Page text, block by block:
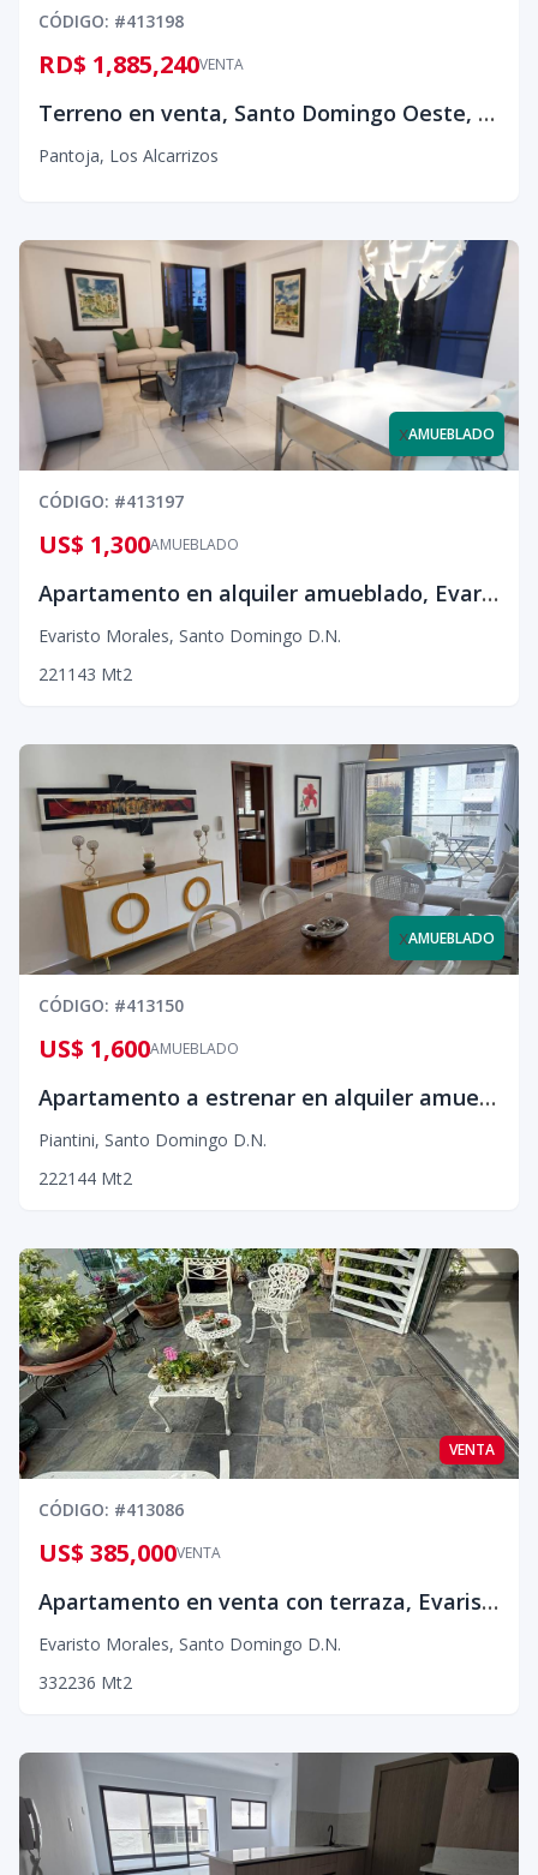
CÓDIGO: #413198
VENTA
RD$ 1,885,240
Terreno en venta, Santo Domingo Oeste, Pantoja¡
Pantoja, Los Alcarrizos
xAMUEBLADO
CÓDIGO: #413197
AMUEBLADO
US$ 1,300
Apartamento en alquiler amueblado, Evaristo Morales¡¡
Evaristo Morales, Santo Domingo D.N.
221 143 Mt2
xAMUEBLADO
CÓDIGO: #413150
AMUEBLADO
US$ 1,600
Apartamento a estrenar en alquiler amueblado, Piantini
Piantini, Santo Domingo D.N.
222144 Mt2
VENTA
CÓDIGO: #413086
VENTA
US$ 385,000
Apartamento en venta con terraza, Evaristo Morales¡¡
Evaristo Morales, Santo Domingo D.N.
332236 Mt2